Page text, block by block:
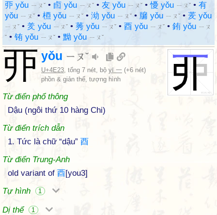
丣 yǒu ㄧㄡˇ • 卣 yǒu ㄧㄡˇ • 友 yǒu ㄧㄡˇ •懮 yǒu ㄧㄡˇ • 有
yǒu ㄧㄡˇ • 槱 yǒu ㄧㄡˇ • 泑 yǒu ㄧㄡˇ • 牖 yǒu ㄧㄡˇ • 羐 yǒu
ㄧㄡˇ • 羑 yǒu ㄧㄡˇ • 莠 yǒu ㄧㄡˇ • 酉 yǒu ㄧㄡˇ • 銪 yǒu ㄧㄡ
ˇ • 铕 yǒu ㄧㄡˇ • 黝 yǒu ㄧㄡˇ
丣 yǒu ㄧㄡˇ
U+4E23, tổng 7 nét, bộ yī 一 (+6 nét)
phồn & giản thể, tượng hình
Từ điển phổ thông
Dậu (ngôi thứ 10 hàng Chi)
Từ điển trích dẫn
1. Tức là chữ “dậu” 酉
Từ điển Trung-Anh
old variant of 酉[you3]
Tự hình
1
Dị thể 1